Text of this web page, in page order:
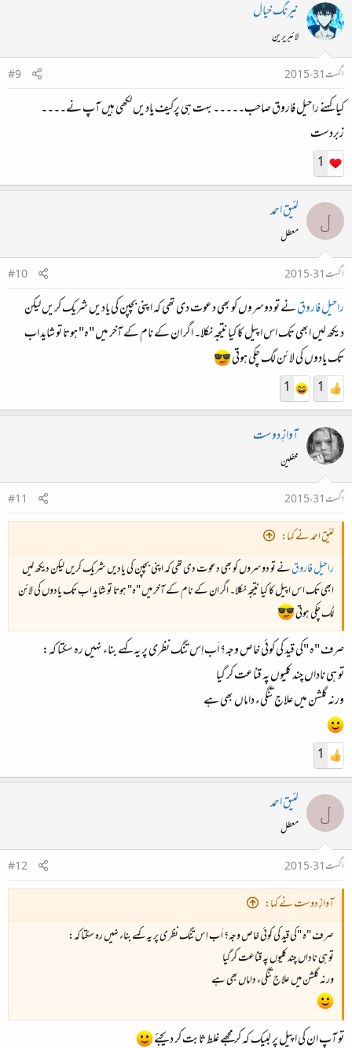
نیرنگ خیال
لائبریرین
اگست 31، 2015
#9
کیا کہنے راحیل فاروق صاحب۔۔۔۔۔ بہت ہی پرکیف یادیں لکھی ہیں آپ نے۔۔۔۔
زبردست
1
ل لئیق احمد
معطل
اگست 31، 2015
#10
راحیل فاروقنے تو دوسروں کو بھی دعوت دی تھی کہ اپنی بچپن کی یادیں شریک کریں لیکن
دیکھ لیں ابھی تک اس اپیل کا کیا نتیجہ نکلا۔ اگر ان کے نام کے آخر میں "ہ" ہوتا تو شاید اب
تک یادوں کی لائن لگ چکی ہوتی
1
1
آوازِ دوست
محفلین
اگست 31، 2015
#11
لئیق احمد نے کہا:
راحیل فاروقنے تو دوسروں کو بھی دعوت دی تھی کہ اپنی بچپن کی یادیں شریک کریں لیکن دیکھ لیں
ابھی تک اس اپیل کا کیا نتیجہ نکلا۔ اگر ان کے نام کے آخر میں "ہ" ہوتا تو شاید اب تک یادوں کی لائن
لگ چکی ہوتی
صرف "ہ "کی قید کی کوئی خاص وجہ؟ اَب اِس تنگ نظری پر یہ کہے بناء نہیں رہ سکتا کہ:
تو ہی ناداں چند کلیوں پہ قناعت کر گیا
ورنہ گلشن میں علاج تنگیء داماں بھی ہے
1
ل لئیق احمد
معطل
اگست 31، 2015
#12
آوازِ دوست نے کہا:
صرف "ہ "کی قید کی کوئی خاص وجہ؟ اَب اِس تنگ نظری پر یہ کہے بناء نہیں رہ سکتا کہ:
تو ہی ناداں چند کلیوں پہ قناعت کر گیا
ورنہ گلشن میں علاج تنگیء داماں بھی ہے
تو آپ ان کی اپیل پر لبیک کہ کر مجھے غلط ثابت کر دیجئے